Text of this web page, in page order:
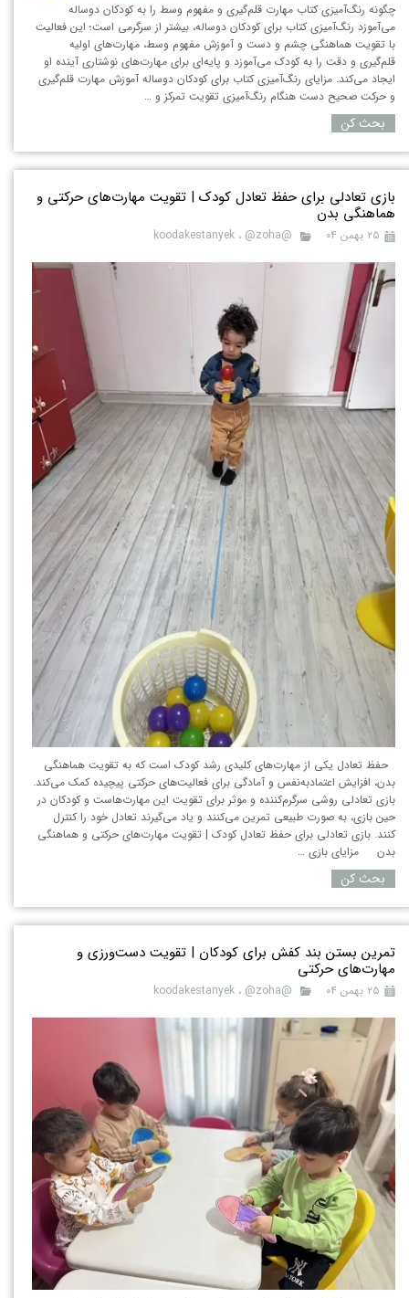
چگونه رنگ‌آمیزی کتاب مهارت قلم‌گیری و مفهوم وسط را به کودکان دوساله
می‌آموزد رنگ‌آمیزی کتاب برای کودکان دوساله، بیشتر از سرگرمی است؛ این فعالیت
با تقویت هماهنگی چشم و دست و آموزش مفهوم وسط، مهارت‌های اولیه
قلم‌گیری و دقت را به کودک می‌آموزد و پایه‌ای برای مهارت‌های نوشتاری آینده او
ایجاد می‌کند. مزایای رنگ‌آمیزی کتاب برای کودکان دوساله آموزش مهارت قلم‌گیری
و حرکت صحیح دست هنگام رنگ‌آمیزی تقویت تمرکز و …
بحث کن
بازی تعادلی برای حفظ تعادل کودک | تقویت مهارت‌های حرکتی و
هماهنگی بدن
۲۵ بهمن ۰۴ @koodakestanyek ، @zoha
حفظ تعادل یکی از مهارت‌های کلیدی رشد کودک است که به تقویت هماهنگی
بدن، افزایش اعتمادبه‌نفس و آمادگی برای فعالیت‌های حرکتی پیچیده کمک می‌کند.
بازی تعادلی روشی سرگرم‌کننده و موثر برای تقویت این مهارت‌هاست و کودکان در
حین بازی، به صورت طبیعی تمرین می‌کنند و یاد می‌گیرند تعادل خود را کنترل
کنند. بازی تعادلی برای حفظ تعادل کودک | تقویت مهارت‌های حرکتی و هماهنگی
بدن مزایای بازی …
بحث کن
تمرین بستن بند کفش برای کودکان | تقویت دست‌ورزی و
مهارت‌های حرکتی
۲۵ بهمن ۰۴ @koodakestanyek ، @zoha